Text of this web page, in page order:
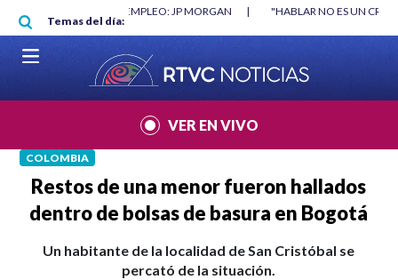
Pasar al contenido principal
Temas del día:
"HABLAR NO ES UN CRIMEN": CARTA DE BETO CORAL |
VER EN VIVO
COLOMBIA
Restos de una menor fueron hallados
dentro de bolsas de basura en Bogotá
Un habitante de la localidad de San Cristóbal se
percató de la situación.